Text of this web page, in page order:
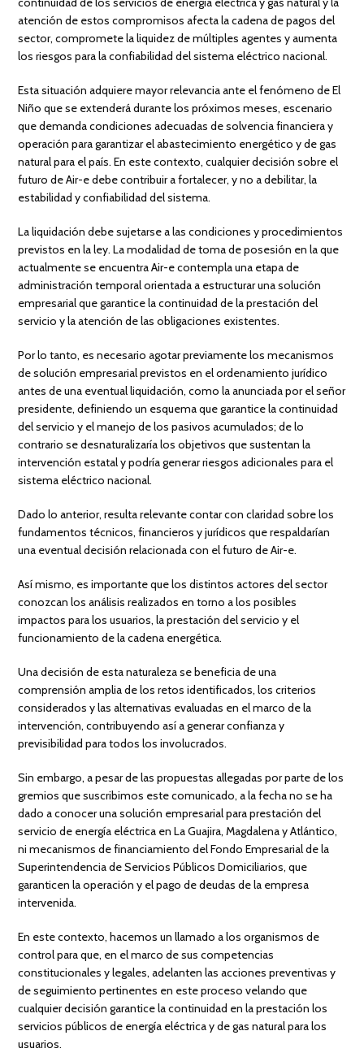
atención de estos compromisos afecta la cadena de pagos del
sector, compromete la liquidez de múltiples agentes y aumenta
los riesgos para la confiabilidad del sistema eléctrico nacional.
Esta situación adquiere mayor relevancia ante el fenómeno de El
Niño que se extenderá durante los próximos meses, escenario
que demanda condiciones adecuadas de solvencia financiera y
operación para garantizar el abastecimiento energético y de gas
natural para el país. En este contexto, cualquier decisión sobre el
futuro de Air-e debe contribuir a fortalecer, y no a debilitar, la
estabilidad y confiabilidad del sistema.
La liquidación debe sujetarse a las condiciones y procedimientos
previstos en la ley. La modalidad de toma de posesión en la que
actualmente se encuentra Air-e contempla una etapa de
administración temporal orientada a estructurar una solución
empresarial que garantice la continuidad de la prestación del
servicio y la atención de las obligaciones existentes.
Por lo tanto, es necesario agotar previamente los mecanismos
de solución empresarial previstos en el ordenamiento jurídico
antes de una eventual liquidación, como la anunciada por el señor
presidente, definiendo un esquema que garantice la continuidad
del servicio y el manejo de los pasivos acumulados; de lo
contrario se desnaturalizaría los objetivos que sustentan la
intervención estatal y podría generar riesgos adicionales para el
sistema eléctrico nacional.
Dado lo anterior, resulta relevante contar con claridad sobre los
fundamentos técnicos, financieros y jurídicos que respaldarían
una eventual decisión relacionada con el futuro de Air-e.
Así mismo, es importante que los distintos actores del sector
conozcan los análisis realizados en torno a los posibles
impactos para los usuarios, la prestación del servicio y el
funcionamiento de la cadena energética.
Una decisión de esta naturaleza se beneficia de una
comprensión amplia de los retos identificados, los criterios
considerados y las alternativas evaluadas en el marco de la
intervención, contribuyendo así a generar confianza y
previsibilidad para todos los involucrados.
Sin embargo, a pesar de las propuestas allegadas por parte de los
gremios que suscribimos este comunicado, a la fecha no se ha
dado a conocer una solución empresarial para prestación del
servicio de energía eléctrica en La Guajira, Magdalena y Atlántico,
ni mecanismos de financiamiento del Fondo Empresarial de la
Superintendencia de Servicios Públicos Domiciliarios, que
garanticen la operación y el pago de deudas de la empresa
intervenida.
En este contexto, hacemos un llamado a los organismos de
control para que, en el marco de sus competencias
constitucionales y legales, adelanten las acciones preventivas y
de seguimiento pertinentes en este proceso velando que
cualquier decisión garantice la continuidad en la prestación los
servicios públicos de energía eléctrica y de gas natural para los
usuarios.